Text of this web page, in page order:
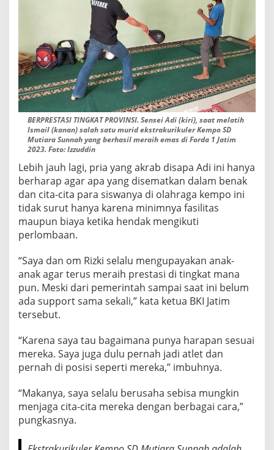
BERPRESTASI TINGKAT PROVINSI. Sensei Adi (kiri), saat melatih
Ismail (kanan) salah satu murid ekstrakurikuler Kempo SD
Mutiara Sunnah yang berhasil meraih emas di Forda 1 Jatim
2023. Foto: Izzuddin
Lebih jauh lagi, pria yang akrab disapa Adi ini hanya
berharap agar apa yang disematkan dalam benak
dan cita-cita para siswanya di olahraga kempo ini
tidak surut hanya karena minimnya fasilitas
maupun biaya ketika hendak mengikuti
perlombaan.
“Saya dan om Rizki selalu mengupayakan anak-
anak agar terus meraih prestasi di tingkat mana
pun. Meski dari pemerintah sampai saat ini belum
ada support sama sekali,” kata ketua BKI Jatim
tersebut.
“Karena saya tau bagaimana punya harapan sesuai
mereka. Saya juga dulu pernah jadi atlet dan
pernah di posisi seperti mereka,” imbuhnya.
“Makanya, saya selalu berusaha sebisa mungkin
menjaga cita-cita mereka dengan berbagai cara,”
pungkasnya.